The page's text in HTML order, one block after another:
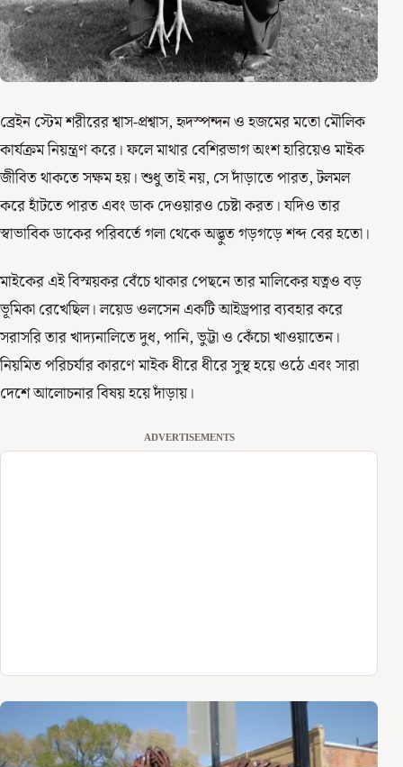
ব্রেইন স্টেম শরীরের শ্বাস-প্রশ্বাস, হৃদস্পন্দন ও হজমের মতো মৌলিক
কার্যক্রম নিয়ন্ত্রণ করে। ফলে মাথার বেশিরভাগ অংশ হারিয়েও মাইক
জীবিত থাকতে সক্ষম হয়। শুধু তাই নয়, সে দাঁড়াতে পারত, টলমল
করে হাঁটতে পারত এবং ডাক দেওয়ারও চেষ্টা করত। যদিও তার
স্বাভাবিক ডাকের পরিবর্তে গলা থেকে অদ্ভুত গড়গড়ে শব্দ বের হতো।
মাইকের এই বিস্ময়কর বেঁচে থাকার পেছনে তার মালিকের যত্নও বড়
ভূমিকা রেখেছিল। লয়েড ওলসেন একটি আইড্রপার ব্যবহার করে
সরাসরি তার খাদ্যনালিতে দুধ, পানি, ভুট্টা ও কেঁচো খাওয়াতেন।
নিয়মিত পরিচর্যার কারণে মাইক ধীরে ধীরে সুস্থ হয়ে ওঠে এবং সারা
দেশে আলোচনার বিষয় হয়ে দাঁড়ায়।
ADVERTISEMENTS